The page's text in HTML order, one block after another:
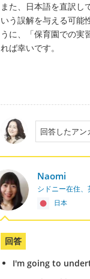
また、日本語を直訳し
いう誤解を与える可能
うに、「保育園での実
れば幸いです。
回答したアン
Naomi
シドニー在住、
日本
回答
I'm going to